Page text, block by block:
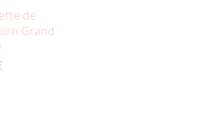
rapide
de
Grand